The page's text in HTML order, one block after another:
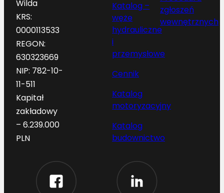
Wilda
KRS:
0000113533
REGON:
630323669
NIP: 782-10-
11-511
Kapitał
zakładowy
– 6.239.000
PLN
Katalog –
węże
hydrauliczne
i
przemysłowe
Cennik
Katalog
motoryzacyjny
Katalog
budownictwo
zgłoszeń
wewnętrznych